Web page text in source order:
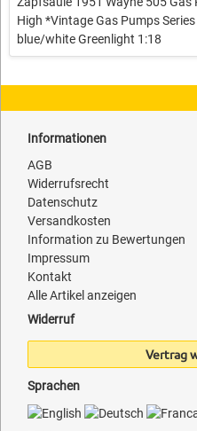
High *Vintage Gas Pumps
blue/white Greenlight 1:18
Informationen
AGB
Widerrufsrecht
Datenschutz
Versandkosten
Information zu Bewertungen
Impressum
Kontakt
Alle Artikel anzeigen
Widerruf
Vertrag
Sprachen